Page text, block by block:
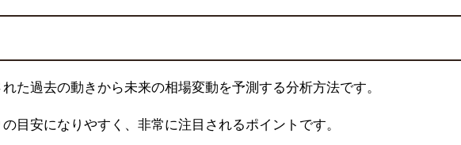
た過去の動きから未来の相場変動を予測する分析方法です。
目安になりやすく、非常に注目されるポイントです。